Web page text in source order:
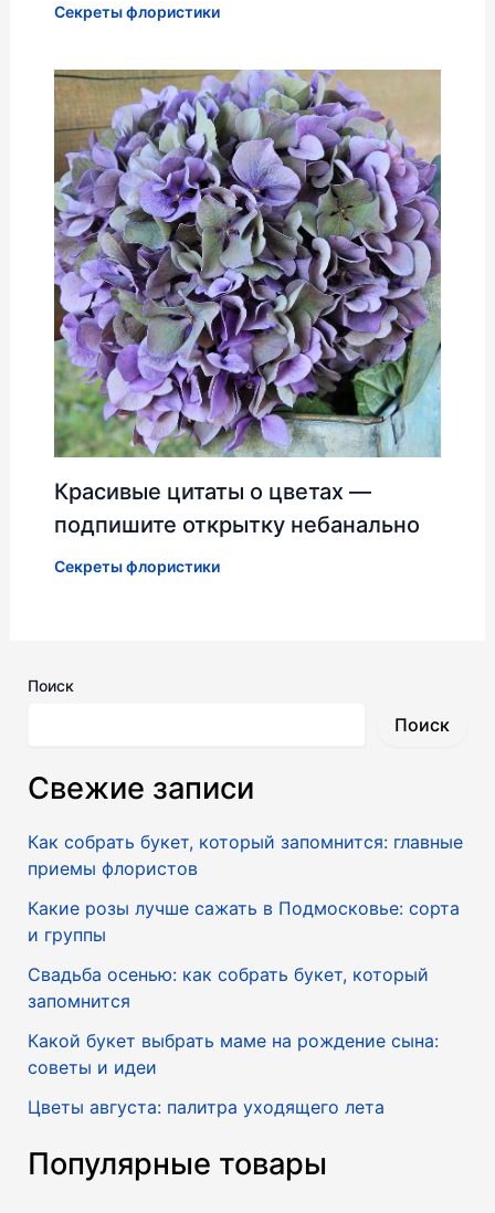
Секреты флористики
Красивые цитаты о цветах —
подпишите открытку небанально
Секреты флористики
Поиск
Поиск
Свежие записи
Как собрать букет, который запомнится: главные
приемы флористов
Какие розы лучше сажать в Подмосковье: сорта
и группы
Свадьба осенью: как собрать букет, который
запомнится
Какой букет выбрать маме на рождение сына:
советы и идеи
Цветы августа: палитра уходящего лета
Популярные товары